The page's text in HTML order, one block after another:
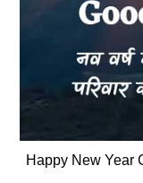
Happy New Year